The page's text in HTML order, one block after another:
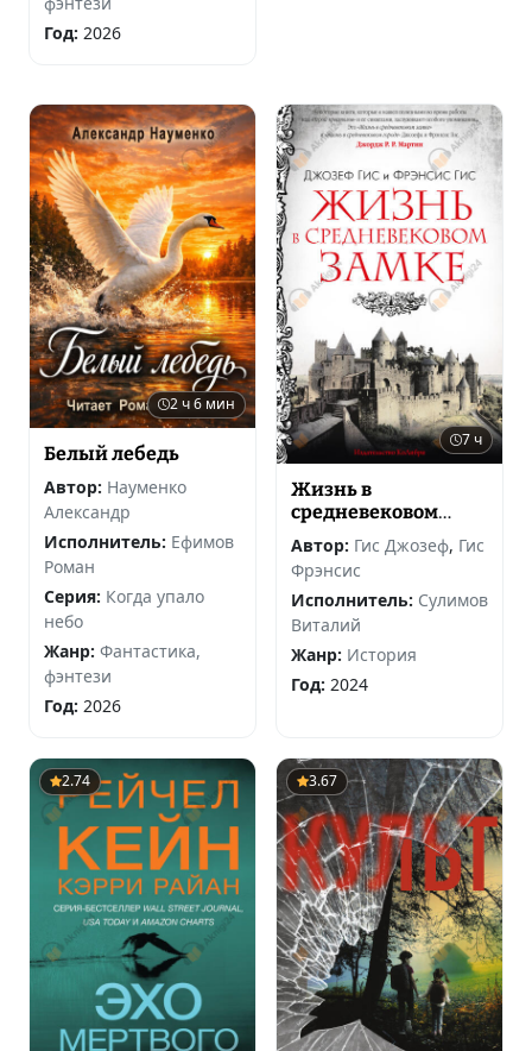
Год: 2026
2 ч 6 мин
Белый лебедь
Автор: Науменко
Александр
Исполнитель: Ефимов
Роман
Серия: Когда упало
небо
Жанр: Фантастика,
фэнтези
Год: 2026
7 ч
Жизнь в
средневековом
Автор: Гис Джозеф, Гис
Фрэнсис
Исполнитель: Сулимов
Виталий
Жанр: История
Год: 2024
2.74 3.67